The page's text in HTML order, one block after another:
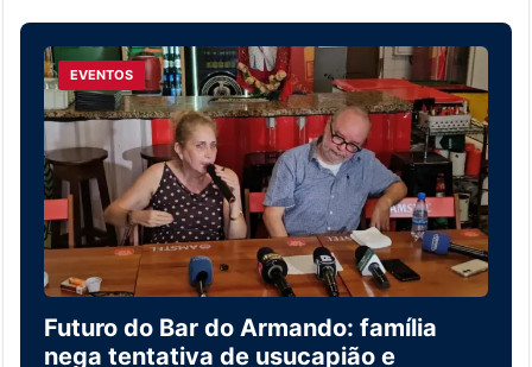
EVENTOS
Futuro do Bar do Armando: família
nega tentativa de usucapião e